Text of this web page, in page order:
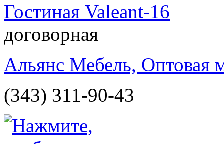
Гостиная Valeant-16
договорная
Альянс Мебель, Оптовая
(343) 311-90-43